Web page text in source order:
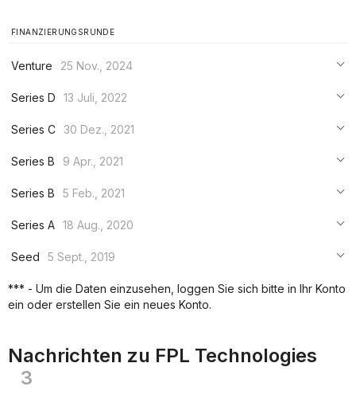
FINANZIERUNGSRUNDE
Venture
25 Nov., 2024
***
Series D
13 Juli, 2022
***
Series C 30 Dez., 2021
***
Series B
9 Apr., 2021
***
Series B
5 Feb., 2021
***
Series A 18 Aug., 2020
***
Seed
5 Sept., 2019
***
*** - Um die Daten einzusehen, loggen Sie sich bitte in Ihr Konto
ein oder erstellen Sie ein neues Konto.
Nachrichten zu FPL Technologies
3